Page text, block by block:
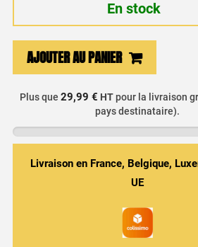
En stock
quantité
liquide
Tart
AJOUTER AU PANIER
Plus que 29,99 € HTpour la livraison
pays destinataire).
Livraison en France, Belgique,
UE